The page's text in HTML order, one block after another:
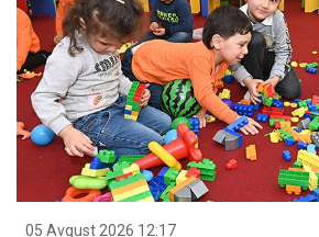
05 Avqust 2026 12:17